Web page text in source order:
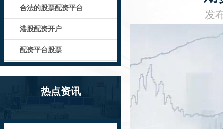
合法的股票配资平台
港股配资开户
配资平台股票
热点资讯
发